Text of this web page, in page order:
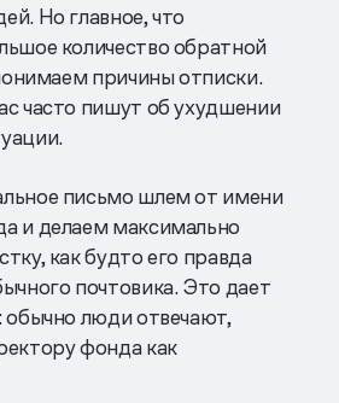
Но главное, что
количество обратной
причины отписки.
часто пишут об ухудшении
письмо шлем от имени
и делаем максимально
как будто его правда
почтовика. Это дает
обычно люди отвечают,
фонда как